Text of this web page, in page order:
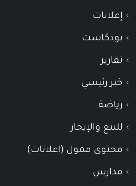
إعلانات
بودكاست
تقارير
خبر رئيسي
رياضة
للبيع والإيجار
محتوى ممول (اعلانات)
مدارس